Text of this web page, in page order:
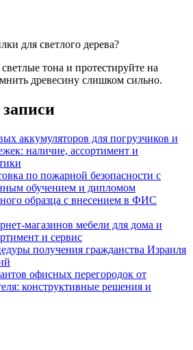
для светлого дерева?
тона и протестируйте на
древесину слишком сильно.
аккумуляторов для погрузчиков и
наличие, ассортимент и
по пожарной безопасности с
обучением и дипломом
образца с внесением в ФИС
магазинов мебели для дома и
и сервис
получения гражданства Израиля
офисных перегородок от
конструктивные решения и